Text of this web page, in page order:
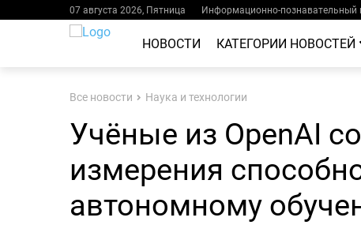
07 августа 2026, Пятница Информационно-познавательный
НОВОСТИ КАТЕГОРИИ НОВОСТЕЙ
Все новости Наука и технологии
Учёные из OpenAI
измерения
автономному